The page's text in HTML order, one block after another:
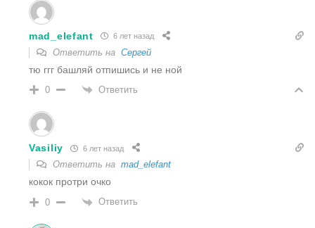
mad_elefant 6 лет назад
Ответить на Сергей
тю ггг башляй отпишись и не ной
0 Ответить
Vasiliy 6 лет назад
Ответить на mad_elefant
кокок протри очко
0 Ответить